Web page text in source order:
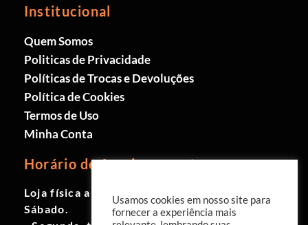
Institucional
Quem Somos
Politicas de Privacidade
Políticas de Trocas e Devoluções
Política de Cookies
Termos de Uso
Minha Conta
Horário de funcionamento
Loja física aberta de Segunda à
Sábado.
Usamos cookies em nosso site para
fornecer a experiência mais